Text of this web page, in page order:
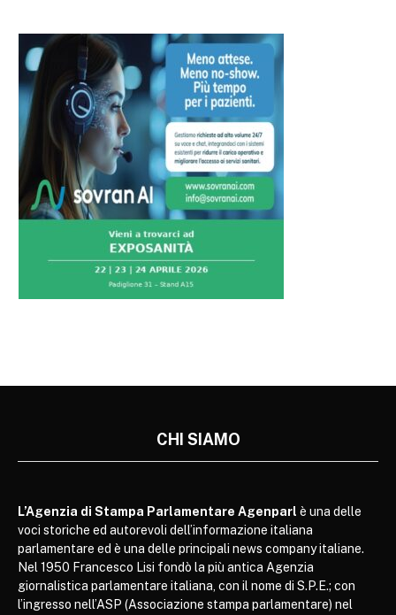
CHI SIAMO
L’Agenzia di Stampa Parlamentare Agenparl è una delle
voci storiche ed autorevoli dell’informazione italiana
parlamentare ed è una delle principali news company italiane.
Nel 1950 Francesco Lisi fondò la più antica Agenzia
giornalistica parlamentare italiana, con il nome di S.P.E.; con
l’ingresso nell’ASP (Associazione stampa parlamentare) nel